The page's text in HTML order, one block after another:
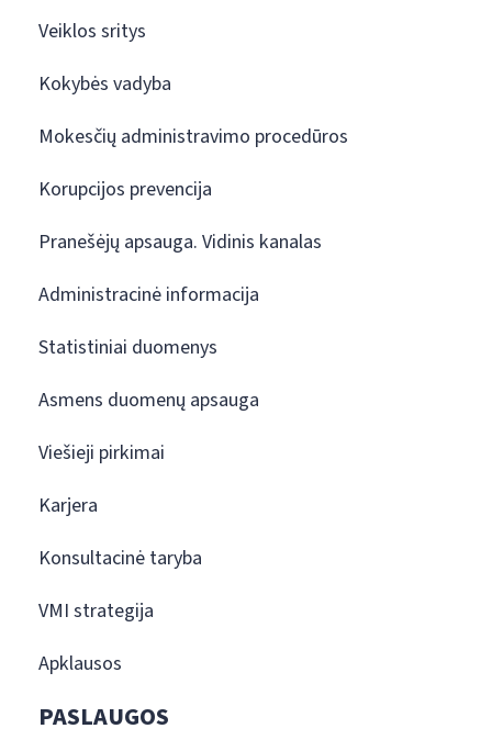
Veiklos sritys
Kokybės vadyba
Mokesčių administravimo procedūros
Korupcijos prevencija
Pranešėjų apsauga. Vidinis kanalas
Administracinė informacija
Statistiniai duomenys
Asmens duomenų apsauga
Viešieji pirkimai
Karjera
Konsultacinė taryba
VMI strategija
Apklausos
PASLAUGOS